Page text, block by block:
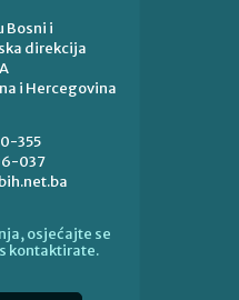
Bosni i
direkcija
i Hercegovina
355
037
osjećajte se
kontaktirate.